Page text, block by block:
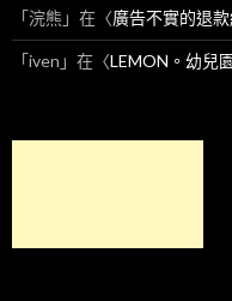
「浣熊 」在〈廣告不實的退
「iven 」在〈LEMON。幼兒